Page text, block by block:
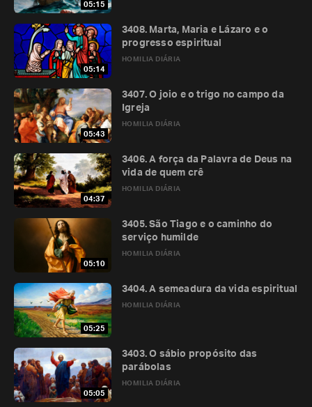
05:15
05:14
HOMILIA DIÁRIA
3408. Marta, Maria e Lázaro e o
progresso espiritual
05:43
HOMILIA DIÁRIA
3407. O joio e o trigo no campo da
Igreja
04:37
HOMILIA DIÁRIA
3406. A força da Palavra de Deus na
vida de quem crê
05:10
HOMILIA DIÁRIA
3405. São Tiago e o caminho do
serviço humilde
05:25
HOMILIA DIÁRIA
3404. A semeadura da vida espiritual
05:05
HOMILIA DIÁRIA
3403. O sábio propósito das
parábolas